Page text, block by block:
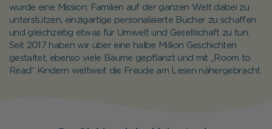
wurde eine Mission: Familien auf der ganzen Welt dabei zu
unterstützen, einzigartige personalisierte Bücher zu schaffen
und gleichzeitig etwas für Umwelt und Gesellschaft zu tun.
Seit 2017 haben wir über eine halbe Million Geschichten
gestaltet, ebenso viele Bäume gepflanzt und mit „Room to
Read“ Kindern weltweit die Freude am Lesen nähergebracht.